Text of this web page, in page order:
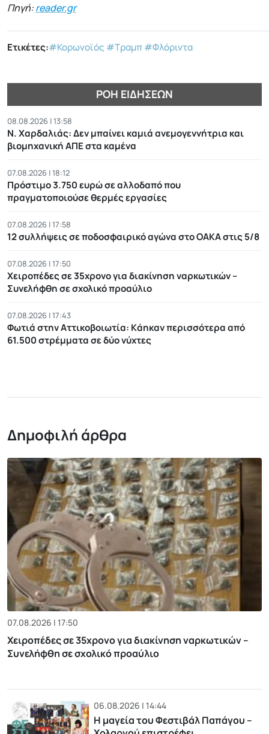
Πηγή:reader.gr
Ετικέτες:#Κορωνοϊός #Τραμπ#Φλόριντα
ΡΟΉ ΕΙΔΉΣΕΩΝ
08.08.2026 | 13:58
Ν. Χαρδαλιάς: Δεν μπαίνει καμιά ανεμογεννήτρια και
βιομηχανική ΑΠΕ στα καμένα
07.08.2026 | 18:12
Πρόστιμο 3.750 ευρώ σε αλλοδαπό που
πραγματοποιούσε θερμές εργασίες
07.08.2026 | 17:58
12 συλλήψεις σε ποδοσφαιρικό αγώνα στο ΟΑΚΑ στις 5/8
07.08.2026 | 17:50
Χειροπέδες σε 35χρονο για διακίνηση ναρκωτικών –
Συνελήφθη σε σχολικό προαύλιο
07.08.2026 | 17:43
Φωτιά στην Αττικοβοιωτία: Kάηκαν περισσότερα από
61.500 στρέμματα σε δύο νύχτες
Δημοφιλή άρθρα
07.08.2026 | 17:50
Χειροπέδες σε 35χρονο για διακίνηση ναρκωτικών –
Συνελήφθη σε σχολικό προαύλιο
06.08.2026 | 14:44
Η μαγεία του Φεστιβάλ Παπάγου –